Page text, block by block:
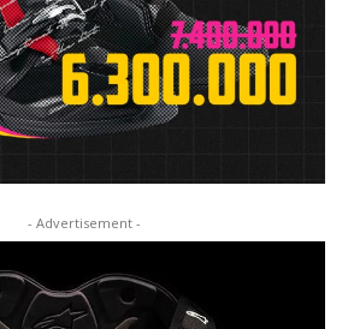
- Advertisement -